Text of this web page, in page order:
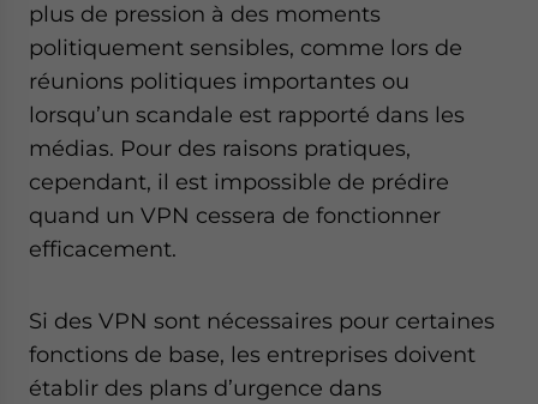
plus de pression à des moments
politiquement sensibles, comme lors de
réunions politiques importantes ou
lorsqu’un scandale est rapporté dans les
médias. Pour des raisons pratiques,
cependant, il est impossible de prédire
quand un VPN cessera de fonctionner
efficacement.
Si des VPN sont nécessaires pour certaines
fonctions de base, les entreprises doivent
établir des plans d’urgence dans